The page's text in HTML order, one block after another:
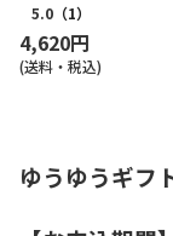
5.0 （1）
4,620円
(送料・税込)
ゆうゆうギ